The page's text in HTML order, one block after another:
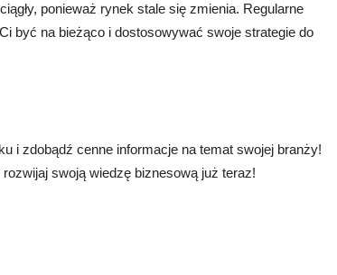
ponieważ rynek stale się zmienia. Regularne
być na bieżąco i dostosowywać swoje strategie do
i zdobądź cenne informacje na temat swojej branży!
swoją wiedzę biznesową już teraz!